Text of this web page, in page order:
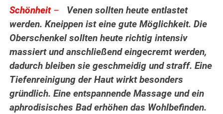
Schönheit–
Venen sollten heute entlastet
werden. Kneippen ist eine gute Möglichkeit. Die
Oberschenkel sollten heute richtig intensiv
massiert und anschließend eingecremt werden,
dadurch bleiben sie geschmeidig und straff. Eine
Tiefenreinigung der Haut wirkt besonders
gründlich. Eine entspannende Massage und ein
aphrodisisches Bad erhöhen das Wohlbefinden.